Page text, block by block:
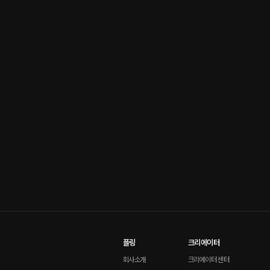
플링
회사소개
크리에이터
크리에이터 센터